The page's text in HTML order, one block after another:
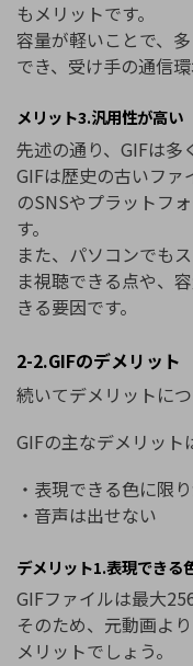
もメリットです。
容量が軽いことで、
でき、受け手の通信
メリット3.汎用性が高い
先述の通り、GIFは多
GIFは歴史の古いファ
のSNSやプラットフ
す。
また、パソコンでも
ま視聴できる点や、
きる要因です。
2-2.GIFのデメリット
続いてデメリットに
GIFの主なデメリット
・表現できる色に限
・音声は出せない
デメリット1.表現できる
GIFファイルは最大
そのため、元動画よ
メリットでしょう。